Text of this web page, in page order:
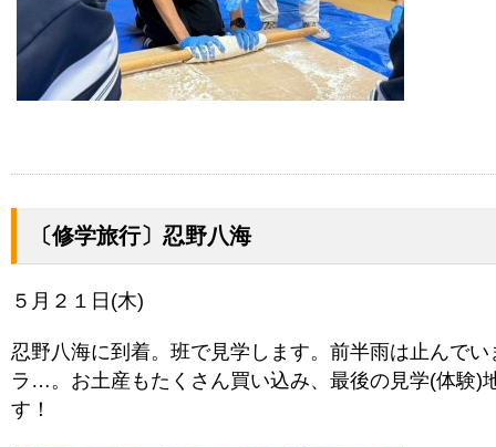
〔修学旅行〕忍野八海
５月２１日(木)
忍野八海に到着。班で見学します。前半雨は止んで
ラ…。お土産もたくさん買い込み、最後の見学(体験)
す！